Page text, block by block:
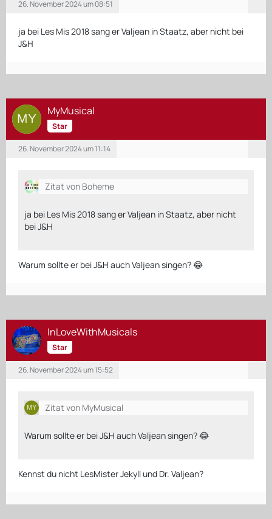
26. November 2024 um 08:51
ja bei Les Mis 2018 sang er Valjean in Staatz, aber nicht bei
J&H
MyMusical
Star
26. November 2024 um 11:14
Zitat von Boheme
ja bei Les Mis 2018 sang er Valjean in Staatz, aber nicht
bei J&H
Warum sollte er bei J&H auch Valjean singen? 😂
InLoveWithMusicals
Star
26. November 2024 um 15:52
Zitat von MyMusical
Warum sollte er bei J&H auch Valjean singen? 😂
Kennst du nicht LesMister Jekyll und Dr. Valjean?